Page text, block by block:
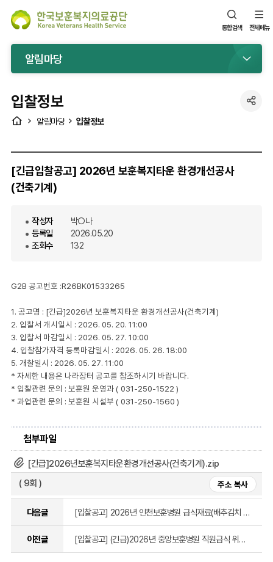
통합검색 전체메뉴
알림마당
HOME 알림마당 입찰정보
공
입찰정보
[긴급입찰공고] 2026년 보훈복지타운 환경개선공사
(건축기계)
작성자
박○나
등록일
2026.05.20
조회수
132
G2B 공고번호 :R26BK01533265
1. 공고명 : [긴급]2026년 보훈복지타운 환경개선공사(건축기계)
2. 입찰서 개시일시 : 2026. 05. 20. 11:00
3. 입찰서 마감일시 : 2026. 05. 27. 10:00
4. 입찰참가자격 등록마감일시 : 2026. 05. 26. 18:00
5. 개찰일시 : 2026. 05. 27. 11:00
* 자세한 내용은 나라장터 공고를 참조하시기 바랍니다.
* 입찰관련 문의 : 보훈원 운영과( 031-250-1522 )
* 과업관련 문의 : 보훈원 시설부 ( 031-250-1560 )
첨부파일
[긴급]2026년보훈복지타운환경개선공사(건축기계).zip
( 9회 )
주소 복사
다음글 [입찰공고] 2026년 인천보훈병원 급식재료(배추김치 등 5종) 단가계약
이전글 [입찰공고] (긴급)2026년 중앙보훈병원 직원급식 위탁운영용역